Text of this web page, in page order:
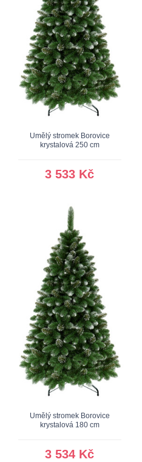
Umělý stromek Borovice
krystalová 250 cm
3 533 Kč
Umělý stromek Borovice
krystalová 180 cm
3 534 Kč